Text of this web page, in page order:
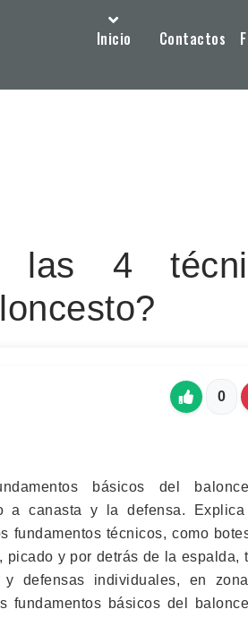
Inicio Contactos
las 4
0
básicos del
a canasta y la defensa.
fundamentos técnicos, como
y por detrás de la espalda,
defensas individuales, en
fundamentos básicos del